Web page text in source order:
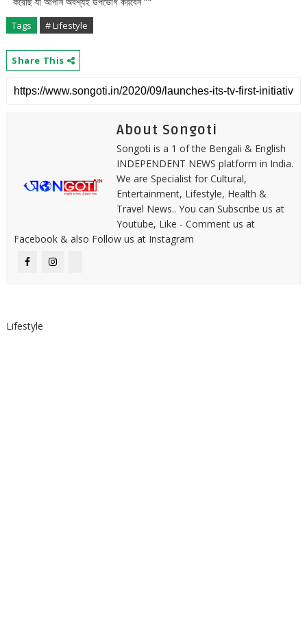
Tags # Lifestyle
Share This
About Songoti
Songoti is a 1 of the Bengali & English
INDEPENDENT NEWS platform in India.
We are Specialist for Cultural,
Entertainment, Lifestyle, Health &
Travel News.. You can Subscribe us at
Youtube, Like - Comment us at
Facebook & also Follow us at Instagram
Lifestyle